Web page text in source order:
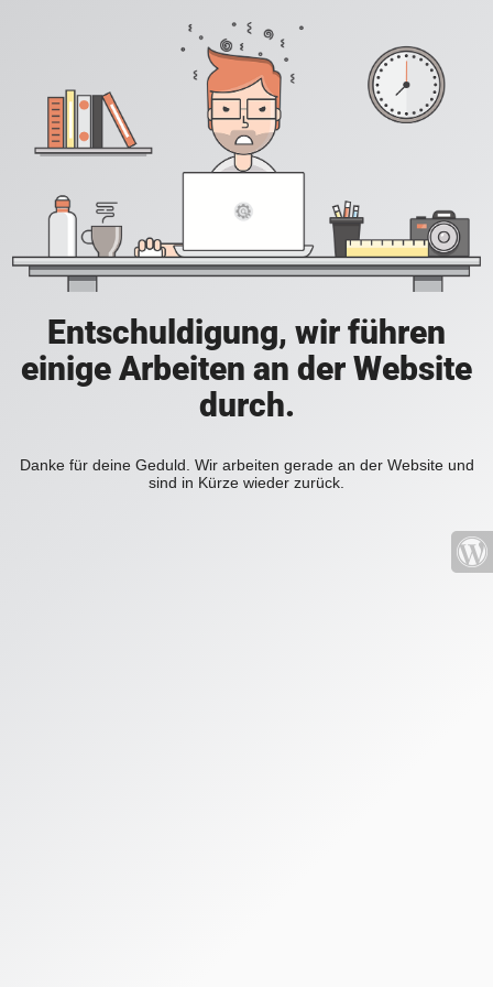
Entschuldigung, wir führen
einige Arbeiten an der Website
durch.
Danke für deine Geduld. Wir arbeiten gerade an der Website und
sind in Kürze wieder zurück.